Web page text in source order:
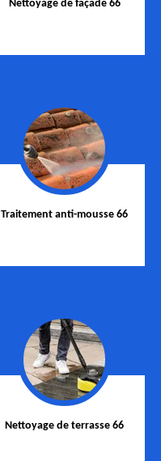
Nettoyage de façade 66
Traitement anti-mousse 66
Nettoyage de terrasse 66